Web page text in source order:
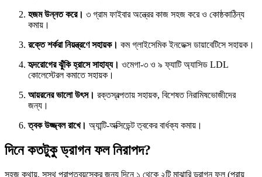
হজম উন্নত করে। ৩ গ্রাম ফাইবার অন্ত্রের কাজ সহজ করে ও কোষ্ঠকাঠিন্য
কমায়।
রক্তে শর্করা নিয়ন্ত্রণে সহায়ক। কম গ্লাইসেমিক ইনডেক্স ডায়াবেটিসে সহায়ক।
হৃদরোগের ঝুঁকি হ্রাসে সাহায্য। ওমেগা-৩ ও ৯ ফ্যাটি অ্যাসিড LDL
কোলেস্টেরল কমাতে সহায়ক।
আয়রনের ভালো উৎস। রক্তস্বল্পতায় সহায়ক, বিশেষত নিরামিষভোজীদের
জন্য।
ত্বক উজ্জ্বল রাখে। অ্যান্টি-অক্সিডেন্ট ত্বকের বার্ধক্য কমায়।
দিনে কতটুকু ড্রাগন ফল নিরাপদ?
সহজ কথায়, সুস্থ প্রাপ্তবয়স্কের জন্য দিনে ১ থেকে ২টি মাঝারি ড্রাগন ফল (প্রায়